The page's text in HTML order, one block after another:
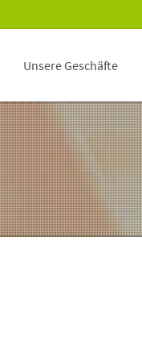
Unsere Geschäfte